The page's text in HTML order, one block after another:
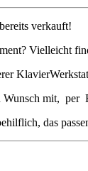
verkauft!
Vielleicht
Wunsch mit,
das